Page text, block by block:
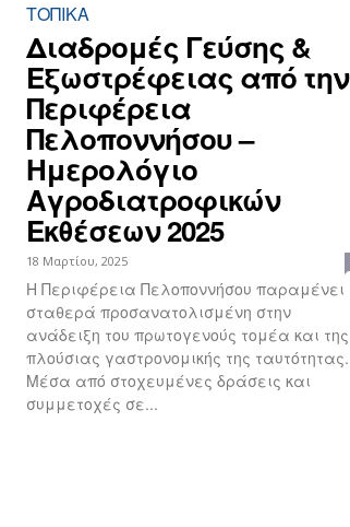
ΤΟΠΙΚΑ
Διαδρομές Γεύσης &
Εξωστρέφειας από την
Περιφέρεια
Πελοποννήσου –
Ημερολόγιο
Αγροδιατροφικών
Εκθέσεων 2025
18 Μαρτίου, 2025
Η Περιφέρεια Πελοποννήσου παραμένει
σταθερά προσανατολισμένη στην
ανάδειξη του πρωτογενούς τομέα και της
πλούσιας γαστρονομικής της ταυτότητας.
Μέσα από στοχευμένες δράσεις και
συμμετοχές σε...